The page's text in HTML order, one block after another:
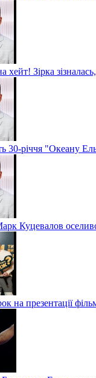
хейт! Зірка
30-річчя "Океану
Куцевалов
на презентації